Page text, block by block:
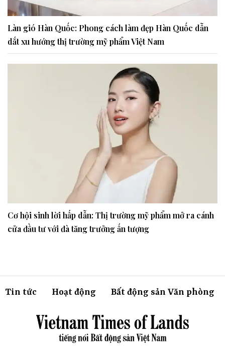
Làn gió Hàn Quốc: Phong cách làm đẹp Hàn Quốc dẫn
dắt xu hướng thị trường mỹ phẩm Việt Nam
Cơ hội sinh lời hấp dẫn: Thị trường mỹ phẩm mở ra cánh
cửa đầu tư với đà tăng trưởng ấn tượng
Tin tức Hoạt động Bất động sản Văn phòng